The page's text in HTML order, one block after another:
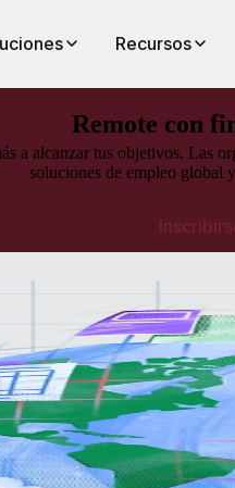
Recursos
Remote con
a alcanzar tus objetivos. Las
soluciones de empleo global